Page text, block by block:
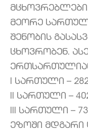
მეორე
შენობის
ცხოვრობენ.
I სართული –
II სართული –
III სართული –
ეზოში მდგარი